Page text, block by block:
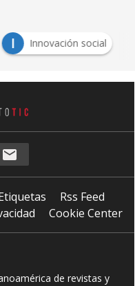
I Innovación social
Rss Feed
Cookie Center
de revistas y